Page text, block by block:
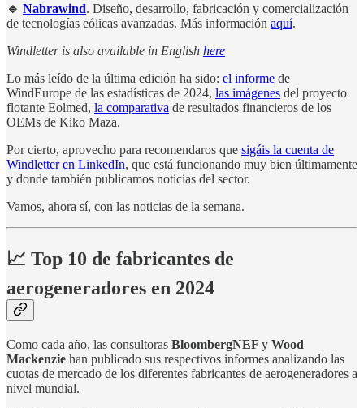
🔹 Nabrawind. Diseño, desarrollo, fabricación y comercialización
de tecnologías eólicas avanzadas. Más información aquí.
Windletter is also available in English here
Lo más leído de la última edición ha sido: el informe de
WindEurope de las estadísticas de 2024, las imágenes del proyecto
flotante Eolmed, la comparativa de resultados financieros de los
OEMs de Kiko Maza.
Por cierto, aprovecho para recomendaros que sigáis la cuenta de
Windletter en LinkedIn, que está funcionando muy bien últimamente
y donde también publicamos noticias del sector.
Vamos, ahora sí, con las noticias de la semana.
📈 Top 10 de fabricantes de
aerogeneradores en 2024
Como cada año, las consultoras BloombergNEF y Wood
Mackenzie han publicado sus respectivos informes analizando las
cuotas de mercado de los diferentes fabricantes de aerogeneradores a
nivel mundial.